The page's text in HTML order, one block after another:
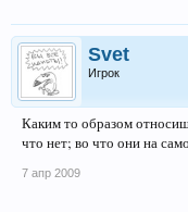
Svet
Игрок
Каким то образом
что нет; во что они на
7 апр 2009